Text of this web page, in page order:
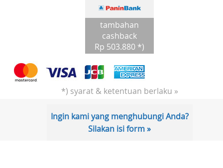
tambahan
cashback
Rp 503.880 *)
*) syarat & ketentuan berlaku »
Ingin kami yang menghubungi Anda?
Silakan isi form »